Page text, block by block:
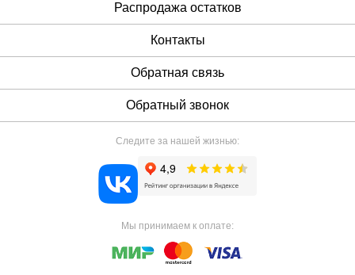
Распродажа остатков
Контакты
Обратная связь
Обратный звонок
Следите за нашей жизнью:
Мы принимаем к оплате: